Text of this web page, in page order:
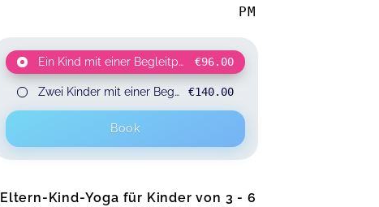
PM
Ein Kind mit einer Begleitperson for 2 participants
€96.00
Zwei Kinder mit einer Begleitperson for 3 participants
€140.00
Book
Eltern-Kind-Yoga für Kinder von 3 - 6